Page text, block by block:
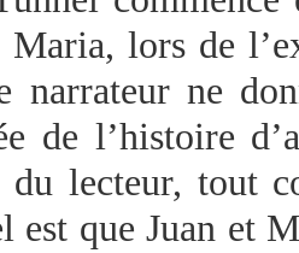
Maria, lors de
narrateur ne
de l’histoire
du lecteur, tout
est que Juan et